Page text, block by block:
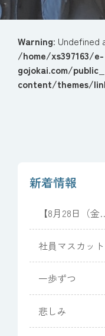
Warning: Undefined
/home/xs397163/e-
gojokai.com/
content/themes/
新着情報
【8月28日（金
開催】向日葵
光のピアノコン
ート
社員マスカット
(Muscat)
一歩ずつ
悲しみ